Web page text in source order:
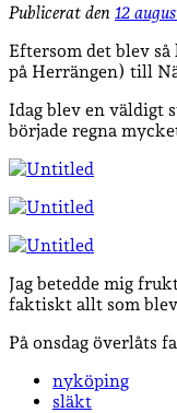
Publicerat den 12
Eftersom det blev
på Herrängen) till
Idag blev en väldigt
började regna
Jag betedde mig
faktiskt allt som
På onsdag överlåts
nyköping
släkt